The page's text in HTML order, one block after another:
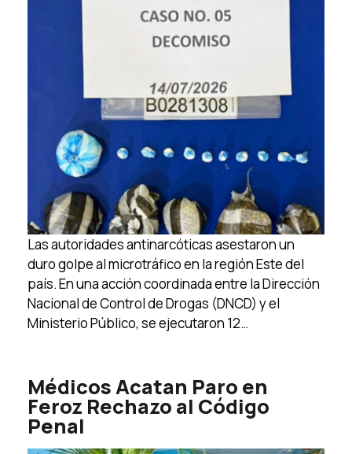
Las autoridades antinarcóticas asestaron un
duro golpe al microtráfico en la región Este del
país. En una acción coordinada entre la Dirección
Nacional de Control de Drogas (DNCD) y el
Ministerio Público, se ejecutaron 12…
Médicos Acatan Paro en
Feroz Rechazo al Código
Penal